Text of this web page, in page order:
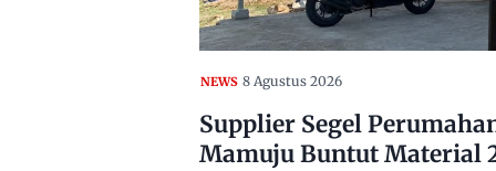
NEWS 8 Agustus 2026
Supplier Segel
Mamuju Buntut Material